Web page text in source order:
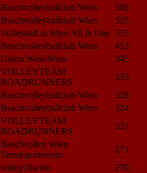
Beachvolleyballclub Wien
560
Beachvolleyballclub Wien
525
Volleyball in Wien All In One 515
Beachvolleyballclub Wien
453
Union West-Wien
345
VOLLEYTEAM
ROADRUNNERS
333
Beachvolleyballclub Wien
328
Beachvolleyballclub Wien
324
VOLLEYTEAM
ROADRUNNERS
321
Beachvolley Wien
Trendsportverein
271
volley16wien
270